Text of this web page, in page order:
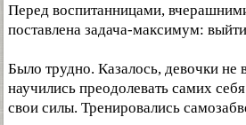
Перед воспитанницами,
поставлена задача-максимум:
Было трудно. Казалось, девочки
научились преодолевать самих
свои силы. Тренировались